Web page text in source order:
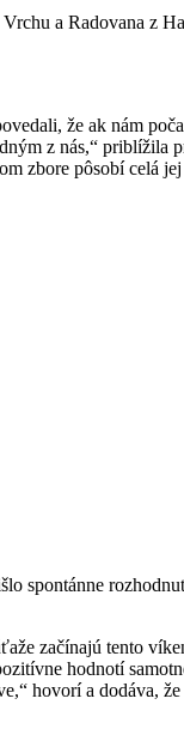
a Radovana z
že ak nám
z nás,“ priblížila
zbore pôsobí celá
spontánne
začínajú tento
hodnotí
hovorí a dodáva,